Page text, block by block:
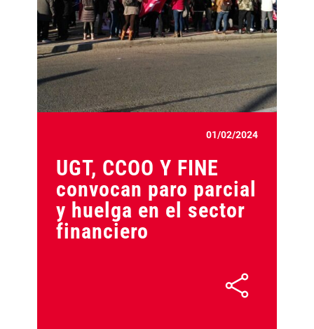
01/02/2024
UGT, CCOO Y FINE
convocan paro parcial
y huelga en el sector
financiero